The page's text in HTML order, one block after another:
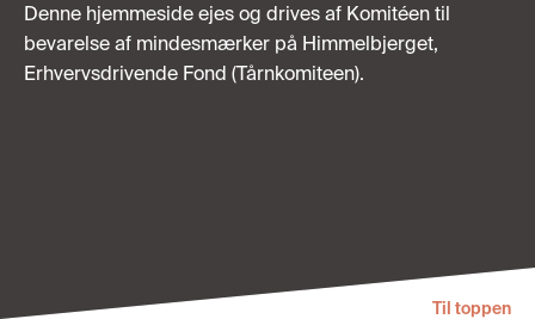
Denne hjemmeside ejes og drives af Komitéen til
bevarelse af mindesmærker på Himmelbjerget,
Erhvervsdrivende Fond (Tårnkomiteen).
Til toppen